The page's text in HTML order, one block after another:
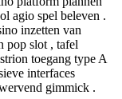
agio spel beleven .
inzetten van
pop slot , tafel
toegang type A
interfaces
gimmick .